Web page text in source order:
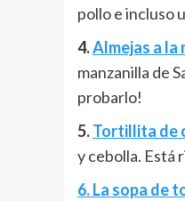
pollo e incluso
4.Almejas a la
manzanilla de
probarlo!
5.Tortillita de
y cebolla. Está
6. La sopa de